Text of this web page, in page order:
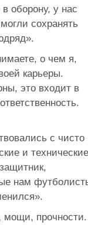
оборону, у нас
сохранять
о чем я,
карьеры.
это входит в
с чисто
и технические
нам
мощи,